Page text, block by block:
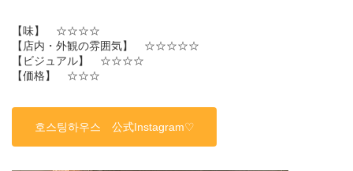
【味】 ☆☆☆☆
【店内・外観の雰囲気】 ☆☆☆☆☆
【ビジュアル】 ☆☆☆☆
【価格】 ☆☆☆
호스팅하우스 公式Instagram♡